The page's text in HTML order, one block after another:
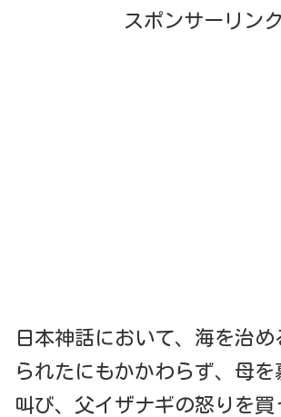
スポンサーリンク
日本神話において、海を治め
られたにもかかわらず、母を
叫び、父イザナギの怒りを買